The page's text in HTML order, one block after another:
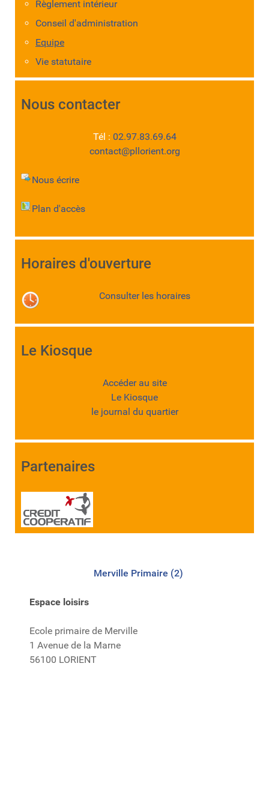
Règlement intérieur
Conseil d'administration
Equipe
Vie statutaire
Nous contacter
Tél : 02.97.83.69.64
contact@pllorient.org
Nous écrire
Plan d'accès
Horaires d'ouverture
Consulter les horaires
Le Kiosque
Accéder au site
Le Kiosque
le journal du quartier
Partenaires
Merville Primaire (2)
Espace loisirs
Ecole primaire de Merville
1 Avenue de la Marne
56100 LORIENT